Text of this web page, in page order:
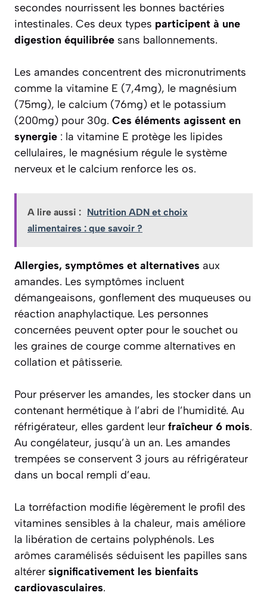
secondes nourrissent les bonnes bactéries
intestinales. Ces deux types participent à une
digestion équilibrée sans ballonnements.
Les amandes concentrent des micronutriments
comme la vitamine E (7,4mg), le magnésium
(75mg), le calcium (76mg) et le potassium
(200mg) pour 30g. Ces éléments agissent en
synergie : la vitamine E protège les lipides
cellulaires, le magnésium régule le système
nerveux et le calcium renforce les os.
A lire aussi : Nutrition ADN et choix
alimentaires : que savoir ?
Allergies, symptômes et alternatives aux
amandes. Les symptômes incluent
démangeaisons, gonflement des muqueuses ou
réaction anaphylactique. Les personnes
concernées peuvent opter pour le souchet ou
les graines de courge comme alternatives en
collation et pâtisserie.
Pour préserver les amandes, les stocker dans un
contenant hermétique à l’abri de l’humidité. Au
réfrigérateur, elles gardent leur fraîcheur 6 mois.
Au congélateur, jusqu’à un an. Les amandes
trempées se conservent 3 jours au réfrigérateur
dans un bocal rempli d’eau.
La torréfaction modifie légèrement le profil des
vitamines sensibles à la chaleur, mais améliore
la libération de certains polyphénols. Les
arômes caramélisés séduisent les papilles sans
altérer significativement les bienfaits
cardiovasculaires.